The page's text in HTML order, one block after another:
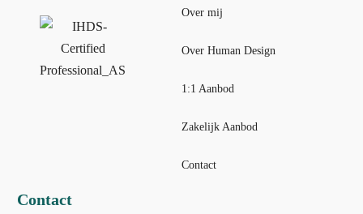
Over mij
Over Human Design
1:1 Aanbod
Zakelijk Aanbod
Contact
Contact